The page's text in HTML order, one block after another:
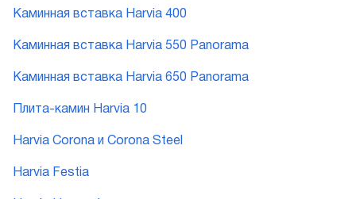
Каминная вставка Harvia 400
Каминная вставка Harvia 550 Panorama
Каминная вставка Harvia 650 Panorama
Плита-камин Harvia 10
Harvia Corona и Corona Steel
Harvia Festia